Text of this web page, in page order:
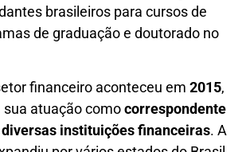
brasileiros para cursos de
de graduação e doutorado no
financeiro aconteceu em 2015,
atuação comocorrespondente
diversas instituições financeiras. A